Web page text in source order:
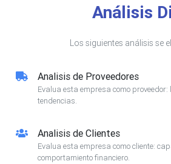
Análisis
Los siguientes análisis se
Analisis de Proveedores
Evalua esta empresa como
tendencias.
Analisis de Clientes
Evalua esta empresa como cliente:
comportamiento financiero.